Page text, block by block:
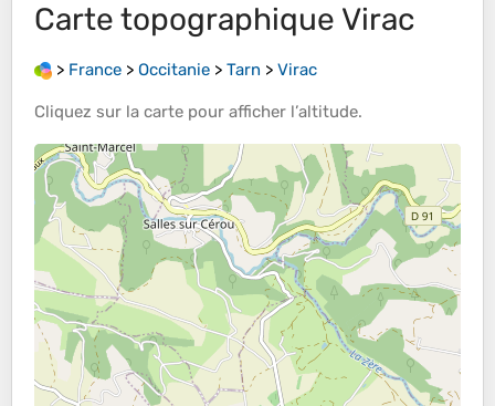
Carte topographique Virac
> France > Occitanie > Tarn > Virac
Cliquez sur la carte pour afficher l’altitude.